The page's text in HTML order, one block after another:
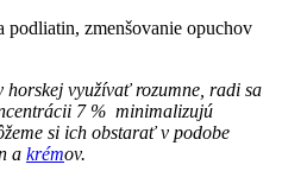
podliatin, zmenšovanie opuchov
horskej využívať rozumne, radi sa
7 % minimalizujú
si ich obstarať v podobe
a krémov.